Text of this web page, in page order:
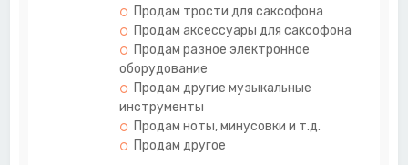
Продам трости для саксофона
Продам аксессуары для саксофона
Продам разное электронное
оборудование
Продам другие музыкальные
инструменты
Продам ноты, минусовки и т.д.
Продам другое